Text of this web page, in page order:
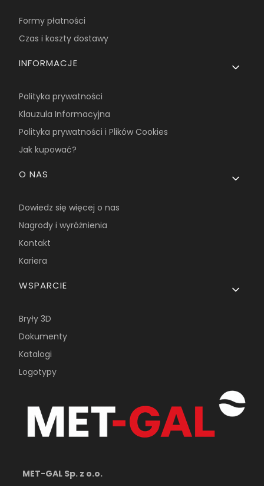
Formy płatności
Czas i koszty dostawy
INFORMACJE
Polityka prywatności
Klauzula Informacyjna
Polityka prywatności i Plików Cookies
Jak kupować?
O NAS
Dowiedz się więcej o nas
Nagrody i wyróżnienia
Kontakt
Kariera
WSPARCIE
Bryły 3D
Dokumenty
Katalogi
Logotypy
MET-GAL Sp. z o.o.